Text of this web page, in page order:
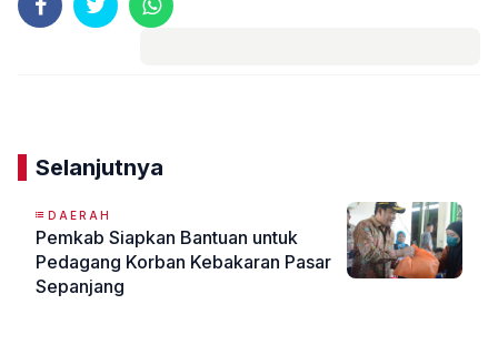
Selanjutnya
DAERAH
Pemkab Siapkan Bantuan untuk
Pedagang Korban Kebakaran Pasar
Sepanjang